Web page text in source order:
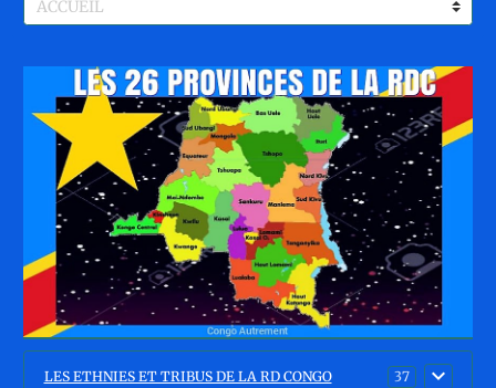
LES ETHNIES ET TRIBUS DE LA RD CONGO 37